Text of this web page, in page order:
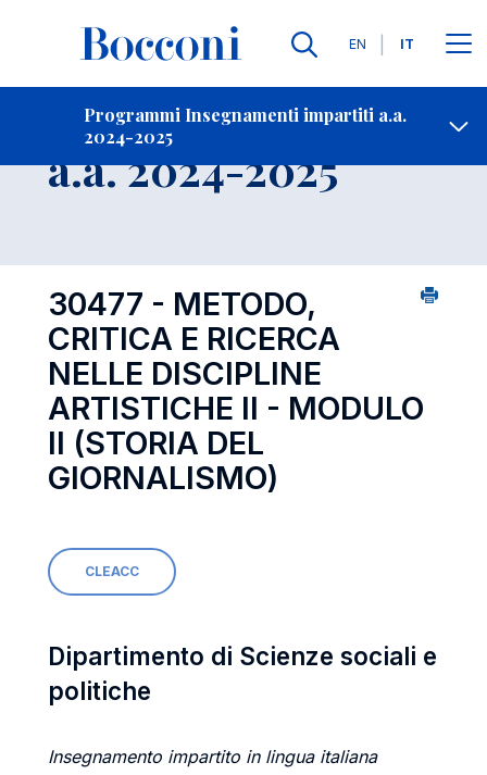
Lingue
EN IT
Programmi Insegnamenti impartiti a.a.
2024-2025
Contatti
Insegnamento
a.a. 2024-2025
30477 - METODO,
CRITICA E RICERCA
NELLE DISCIPLINE
ARTISTICHE II - MODULO
II (STORIA DEL
GIORNALISMO)
CLEACC
Dipartimento di Scienze sociali e
politiche
Insegnamento impartito in lingua italiana